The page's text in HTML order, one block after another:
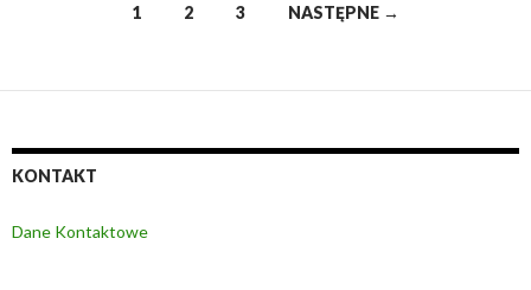
po
1 2 3 NASTĘPNE →
KONTAKT
Dane Kontaktowe